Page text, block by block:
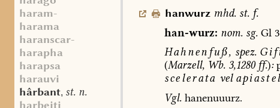
haram-
harama
haranscar-
harapha
harapsa
harauvi
hârbant, st. n.
harbeiti
hanwurz mhd. st. f.
han-wurz: nom.sg.Gl
Hahnenfuß, spez.
(Marzell,Wb.3,1280ff.):
scelerata vel
Vgl.hanenuuurz.